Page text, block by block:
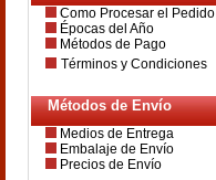
Como Procesar el Pedido
Épocas del Año
Métodos de Pago
Términos y Condiciones
Métodos de Envío
Medios de Entrega
Embalaje de Envío
Precios de Envío